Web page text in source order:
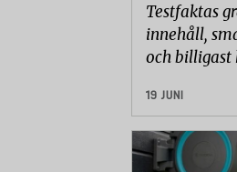
Testfaktas
innehåll,
och billigast
19 JUNI